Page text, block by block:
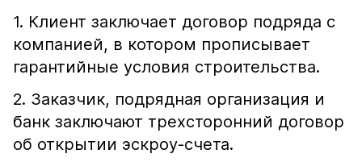
1. Клиент заключает договор подряда с
компанией, в котором прописывает
гарантийные условия строительства.
2. Заказчик, подрядная организация и
банк заключают трехсторонний договор
об открытии эскроу-счета.